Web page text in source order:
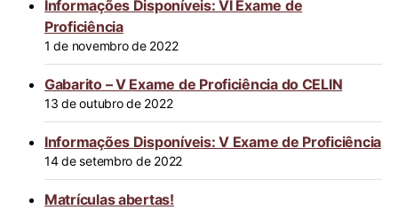
Informações Disponíveis: VI Exame de
Proficiência
1 de novembro de 2022
Gabarito – V Exame de Proficiência do CELIN
13 de outubro de 2022
Informações Disponíveis: V Exame de Proficiência
14 de setembro de 2022
Matrículas abertas!